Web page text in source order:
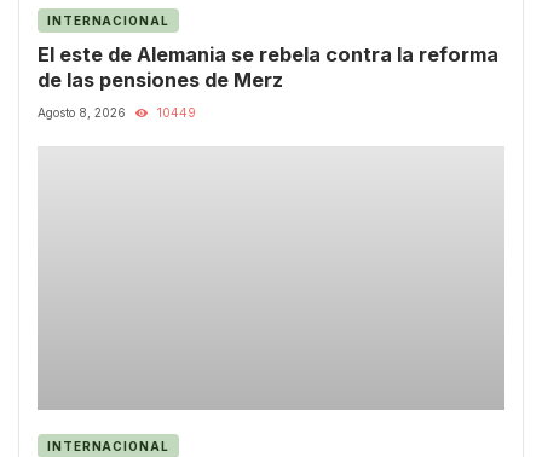
INTERNACIONAL
El este de Alemania se rebela contra la reforma
de las pensiones de Merz
Agosto 8, 2026 10449
INTERNACIONAL